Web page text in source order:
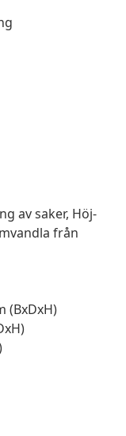
av saker, Höj-
från
(BxDxH)